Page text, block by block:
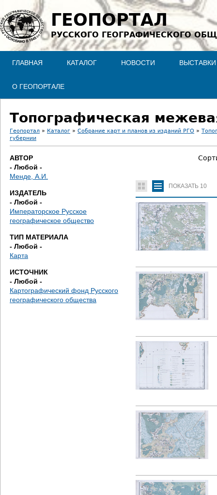
Jump to navigation
ГЕОПОРТАЛ
РУССКОГО ГЕОГРАФИЧЕСКОГО
ГЛАВНАЯ КАТАЛОГ НОВОСТИ ВЫСТАВКИ
О ГЕОПОРТАЛЕ
Топографическая
В
ы
д
е
с
ь
Геопортал » Каталог » Собрание карт и планов из изданий РГО »
губернии
АВТОР
- Любой -
Менде, А.И.
ИЗДАТЕЛЬ
- Любой -
Императорское Русское
географическое общество
ТИП МАТЕРИАЛА
- Любой -
Карта
ИСТОЧНИК
- Любой -
Картографический фонд Русского
географического общества
ПОКАЗАТЬ 10